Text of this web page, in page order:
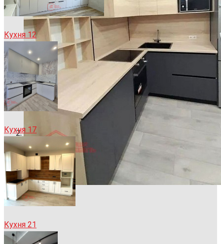
Кухня 12
Кухня 17
Кухня 21